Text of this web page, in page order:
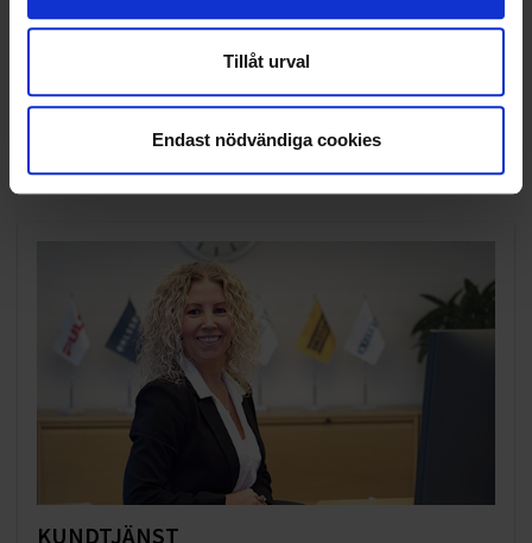
Tillåt urval
Endast nödvändiga cookies
SAMARBETEN
KUNDTJÄNST